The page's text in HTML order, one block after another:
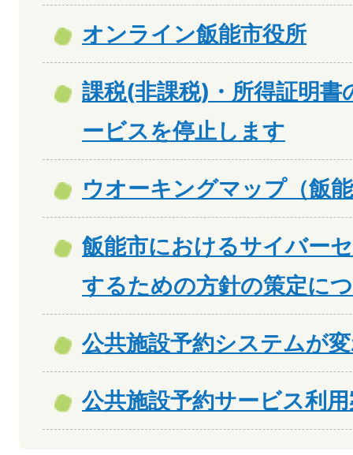
オンライン飯能市役所
課税(非課税)・所得証明
ービスを停止します
ウオーキングマップ（飯
飯能市におけるサイバー
するための方針の策定に
公共施設予約システムが
公共施設予約サービス利